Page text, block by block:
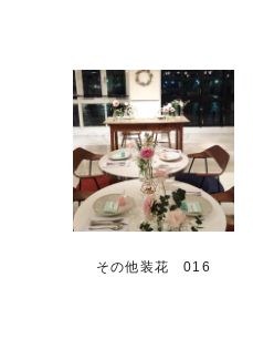
その他装花 016